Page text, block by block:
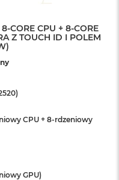
CORE CPU + 8-CORE
Z TOUCH ID I POLEM
CPU + 8-rdzeniowy
GPU)